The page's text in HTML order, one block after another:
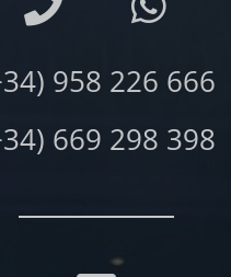
958 226 666
669 298 398